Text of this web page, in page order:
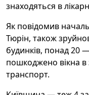
знаходяться в
Як повідомив
Тюрін, також
будинків, понад 20
пошкоджено вікна в
транспорт.